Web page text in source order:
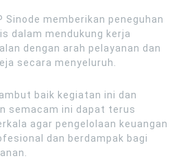
Sinode memberikan peneguhan
dalam mendukung kerja
dengan arah pelayanan dan
secara menyeluruh.
baik kegiatan ini dan
semacam ini dapat terus
agar pengelolaan keuangan
dan berdampak bagi